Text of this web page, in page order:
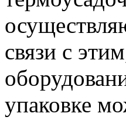
связи с
упаковке